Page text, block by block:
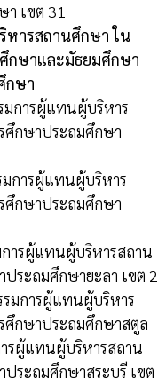
เขต 31
หารสถานศึกษา ใน
กษาและมัธยมศึกษา
กษา
การผู้แทนผู้บริหาร
ศึกษาประถมศึกษา
การผู้แทนผู้บริหาร
ศึกษาประถมศึกษา
ารผู้แทนผู้บริหารสถาน
ระถมศึกษายะลา เขต 2
มการผู้แทนผู้บริหาร
ศึกษาประถมศึกษาสตูล
รผู้แทนผู้บริหารสถาน
ระถมศึกษาสระบุรี เขต